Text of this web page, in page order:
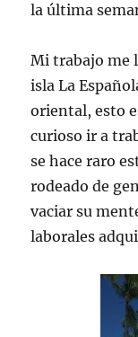
la última
Mi trabajo me
isla La
oriental, esto
curioso ir a
se hace raro
rodeado de
vaciar su
laborales